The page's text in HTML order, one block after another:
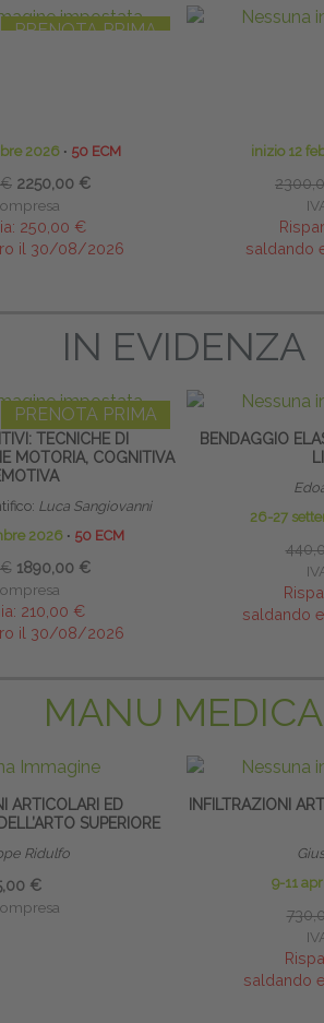
PRENOTA PRIMA
E BENDAGGIO
Didier Tomson
2026 ∙ 50 ECM
2250,00 €
250,00 €
il 30/08/2026
TERAPIA
NEONATALE
Eleonora
inizio 12
saldando
IN EVIDENZA
PRENOTA PRIMA
TECNICHE DI
MOTORIA, COGNITIVA
Luca Sangiovanni
2026 ∙ 50 ECM
1890,00 €
210,00 €
il 30/08/2026
BENDAGGIO
26-27
saldando
MANU MEDICA
ARTICOLARI ED
SUPERIORE
Ridulfo
€
INFILTRAZIONI
9-11
saldando